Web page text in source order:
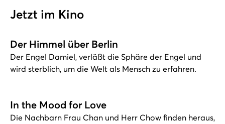
Jetzt im Kino
Der Himmel über Berlin
Der Engel Damiel, verläßt die Sphäre der Engel und
wird sterblich, um die Welt als Mensch zu erfahren.
In the Mood for Love
Die Nachbarn Frau Chan und Herr Chow finden heraus,